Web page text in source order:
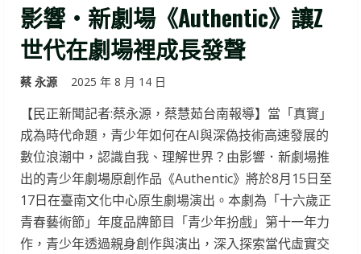
影響‧新劇場《Authentic》讓Z
世代在劇場裡成長發聲
蔡 永源 2025 年 8 月 14 日
【民正新聞記者:蔡永源，蔡慧茹台南報導】當「真實」
成為時代命題，青少年如何在AI與深偽技術高速發展的
數位浪潮中，認識自我、理解世界？由影響．新劇場推
出的青少年劇場原創作品《Authentic》將於8月15日至
17日在臺南文化中心原生劇場演出。本劇為「十六歲正
青春藝術節」年度品牌節目「青少年扮戲」第十一年力
作，青少年透過親身創作與演出，深入探索當代虛實交